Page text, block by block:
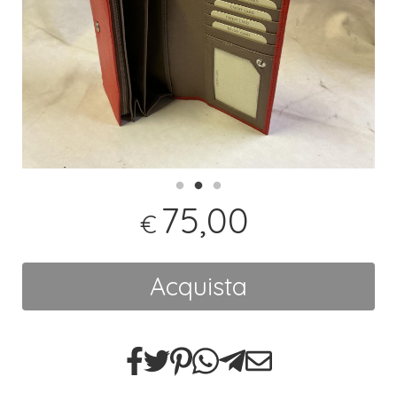
€ 75,00
Acquista